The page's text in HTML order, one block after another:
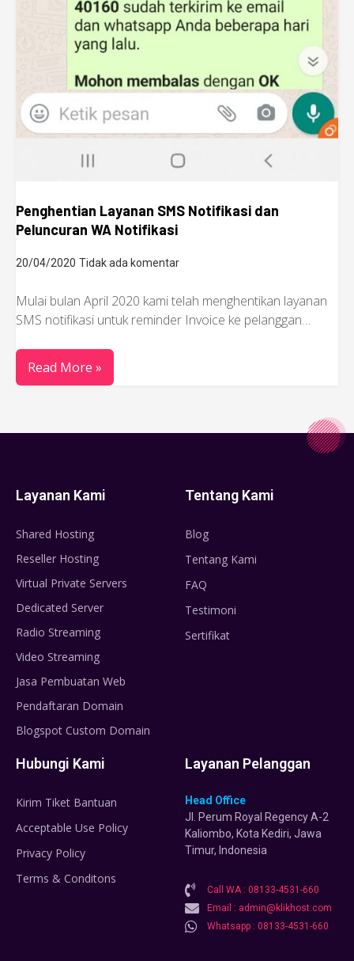
Penghentian Layanan SMS Notifikasi dan
Peluncuran WA Notifikasi
20/04/2020 Tidak ada komentar
Mulai bulan April 2020 kami telah menghentikan layanan
SMS notifikasi untuk reminder Invoice ke pelanggan…
Read More »
Layanan Kami
Shared Hosting
Reseller Hosting
Virtual Private Servers
Dedicated Server
Radio Streaming
Video Streaming
Jasa Pembuatan Web
Pendaftaran Domain
Blogspot Custom Domain
Tentang Kami
Blog
Tentang Kami
FAQ
Testimoni
Sertifikat
Hubungi Kami
Kirim Tiket Bantuan
Acceptable Use Policy
Privacy Policy
Terms & Conditons
Layanan Pelanggan
Head Office
Jl. Perum Royal Regency A-2
Kaliombo, Kota Kediri, Jawa
Timur, Indonesia
Call WA : 08133-4531-660
Email : admin@klikhost.com
Whatsapp : 08133-4531-660